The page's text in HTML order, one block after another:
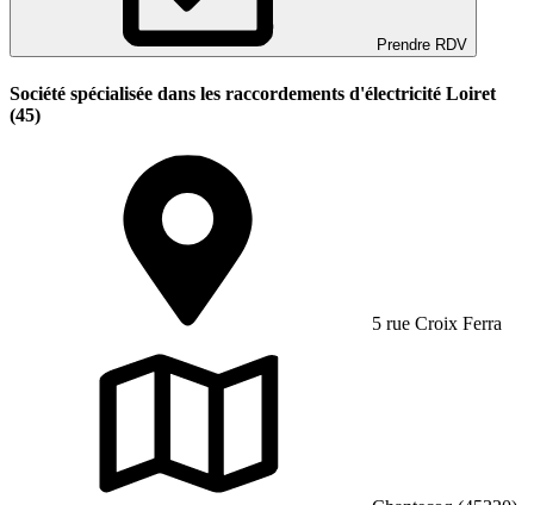
Prendre RDV
Société spécialisée dans les raccordements d'électricité Loiret
(45)
5 rue Croix Ferra